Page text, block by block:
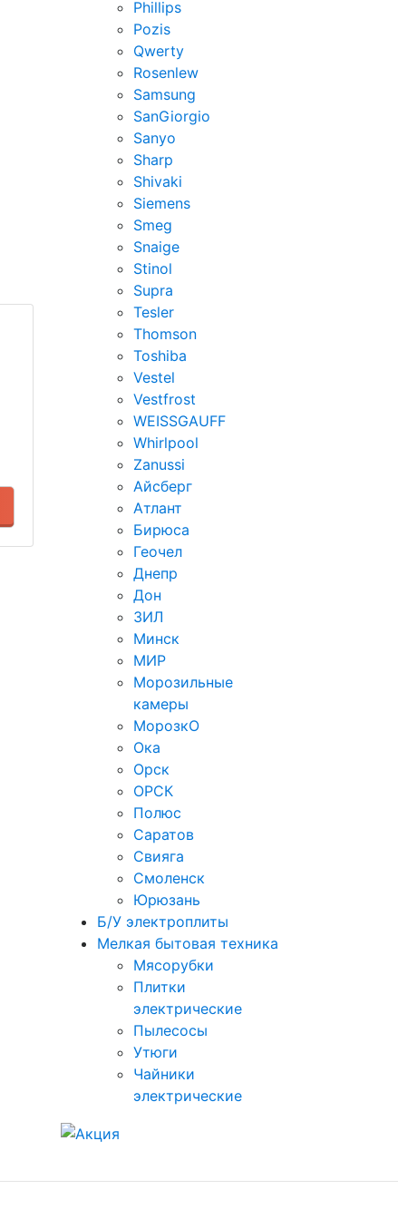
Phillips
Pozis
Qwerty
Rosenlew
Samsung
SanGiorgio
Sanyo
Sharp
Shivaki
Siemens
Smeg
Snaige
Stinol
Supra
Tesler
Thomson
Toshiba
Vestel
Vestfrost
WEISSGAUFF
Whirlpool
Zanussi
Айсберг
Атлант
Бирюса
Геочел
Днепр
Дон
ЗИЛ
Минск
МИР
Морозильные
камеры
МорозкО
Ока
Орск
ОРСК
Полюс
Саратов
Свияга
Смоленск
Юрюзань
Б/У электроплиты
Мелкая бытовая техника
Мясорубки
Плитки
электрические
Пылесосы
Утюги
Чайники
электрические